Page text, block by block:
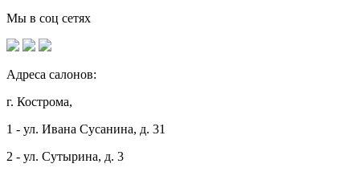
Мы в соц сетях
Адреса салонов:
г. Кострома,
1 - ул. Ивана Сусанина, д. 31
2 - ул. Сутырина, д. 3